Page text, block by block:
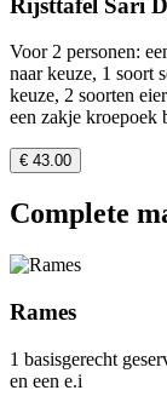
Voor 2 personen:
naar keuze, 1 soort
keuze, 2 soorten
een zakje kroepoek
€ 43.00
Complete
Rames
1 basisgerecht
en een e.i